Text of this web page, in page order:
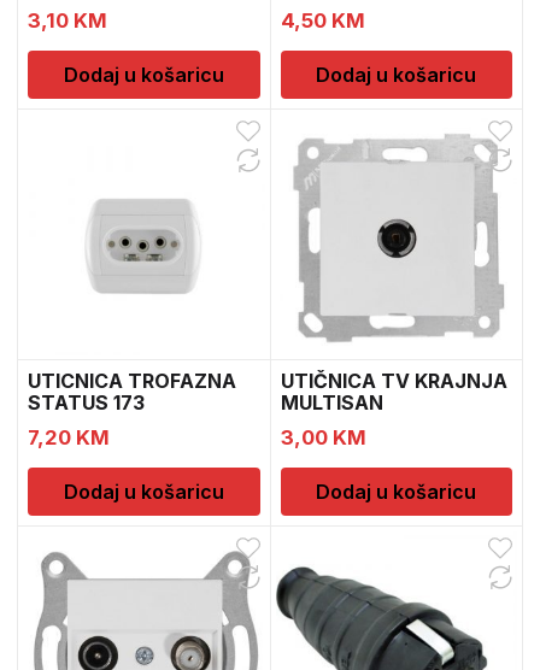
3,10 KM
Dodaj u košaricu
4,50 KM
Dodaj u košaricu
UTICNICA TROFAZNA
STATUS 173
7,20 KM
Dodaj u košaricu
UTIČNICA TV KRAJNJA
MULTISAN
3,00 KM
Dodaj u košaricu